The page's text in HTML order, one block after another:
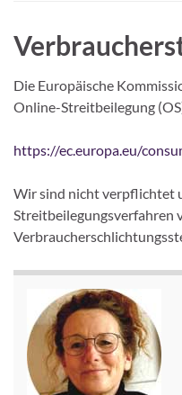
Die Europäische
Online-Streitbeilegung
https://ec.europa.eu/
Wir sind nicht verpflichtet
Streitbeilegungsverfahren